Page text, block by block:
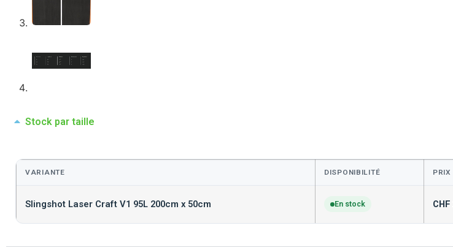
Stock par taille
VARIANTE DISPONIBILITÉ PRIX
Slingshot Laser Craft V1 95L 200cm x 50cm En stock CHF